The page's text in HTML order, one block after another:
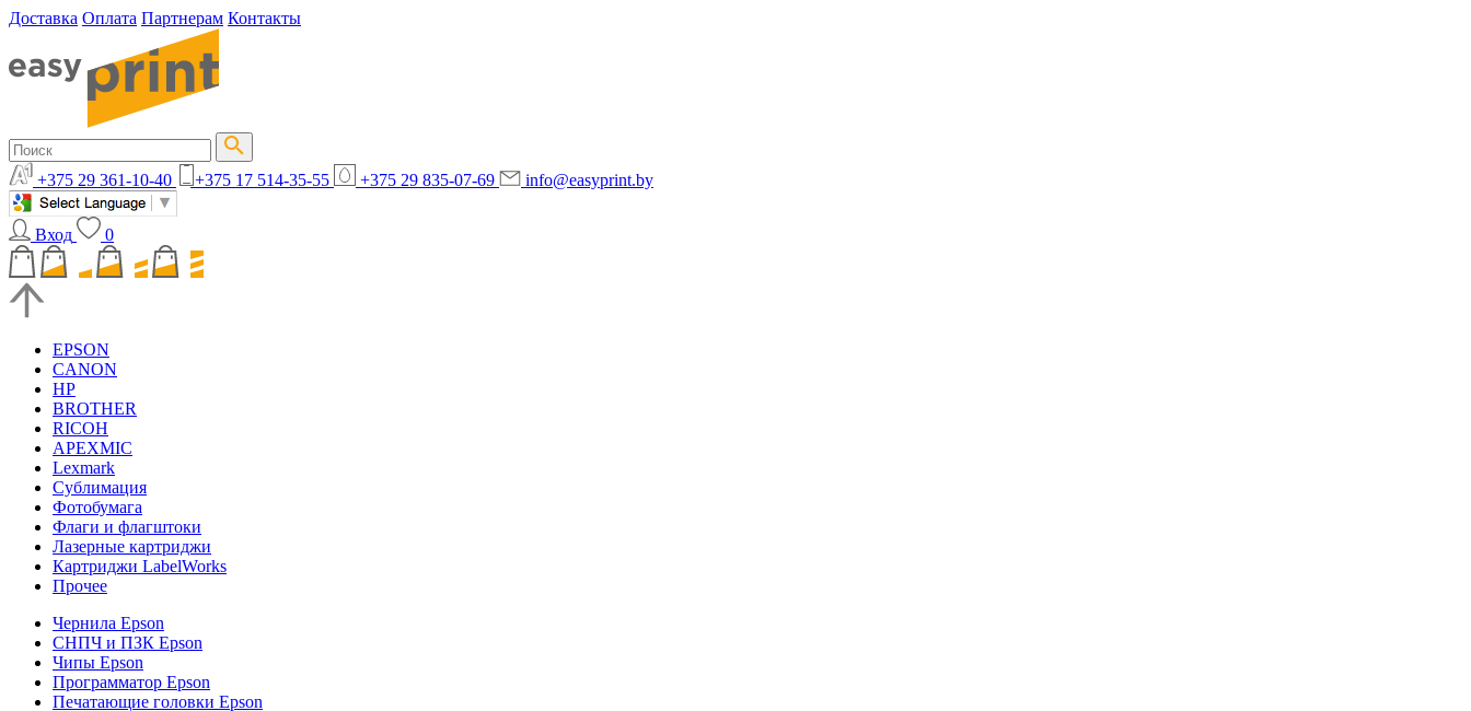
Доставка Оплата Партнерам Контакты
+375 29 361-10-40 +375 17 514-35-55 +375 29 835-07-69 info@easyprint.by
Вход 0
EPSON
CANON
HP
BROTHER
RICOH
APEXMIC
Lexmark
Сублимация
Фотобумага
Флаги и флагштоки
Лазерные картриджи
Картриджи LabelWorks
Прочее
Чернила Epson
СНПЧ и ПЗК Epson
Чипы Epson
Программатор Epson
Печатающие головки Epson